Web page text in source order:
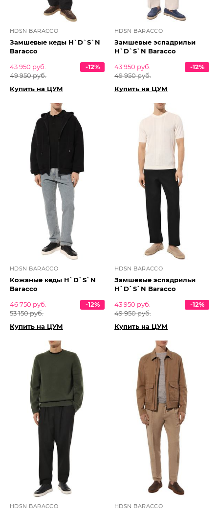
HDSN BARACCO
Замшевые кеды H`D`S`N
Baracco
43 950 руб.
49 950 руб.
-12%
Купить на ЦУМ
HDSN BARACCO
Замшевые эспадрильи
H`D`S`N Baracco
43 950 руб.
49 950 руб.
-12%
Купить на ЦУМ
HDSN BARACCO
Кожаные кеды H`D`S`N
Baracco
46 750 руб.
53 150 руб.
-12%
Купить на ЦУМ
HDSN BARACCO
Замшевые эспадрильи
H`D`S`N Baracco
43 950 руб.
49 950 руб.
-12%
Купить на ЦУМ
HDSN BARACCO HDSN BARACCO